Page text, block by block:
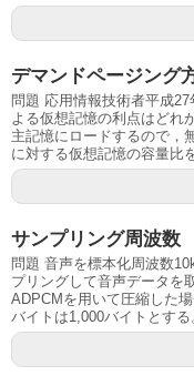
デマンドページング
問題 応用情報技術者平成
よる仮想記憶の利点はどれ
主記憶にロードするので，
に対する仮想記憶の容量比
サンプリング周波数
問題 音声を標本化周波数
プリングして音声データを
ADPCMを用いて圧縮した
バイトは1,000バイトとする